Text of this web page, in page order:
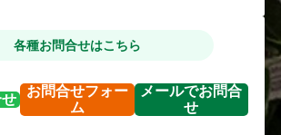
各種お問合せはこちら
お問合せフォー
ム
メールでお問合
せ